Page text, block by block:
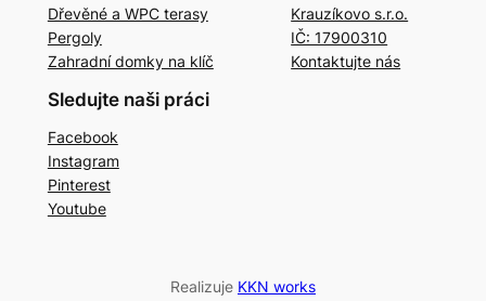
Dřevěné a WPC terasy
Pergoly
Zahradní domky na klíč
Krauzíkovo s.r.o.
IČ: 17900310
Kontaktujte nás
Sledujte naši práci
Facebook
Instagram
Pinterest
Youtube
Realizuje KKN works